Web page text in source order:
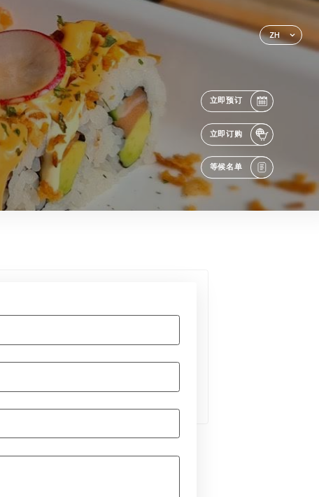
ZH
立即预订
立即订购
等候名单